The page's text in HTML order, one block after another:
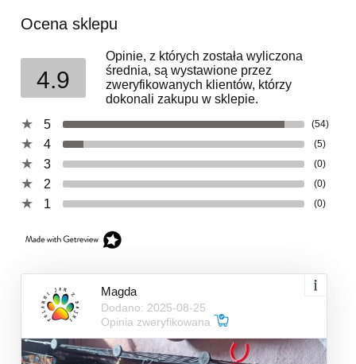
Ocena sklepu
4.9
Opinie, z których została wyliczona
średnia, są wystawione przez
zweryfikowanych klientów, którzy
dokonali zakupu w sklepie.
5
(54)
4 (5)
3 (0)
2 (0)
1 (0)
Magda
Dodano: 2025-08-25
Opinia zweryfikowana